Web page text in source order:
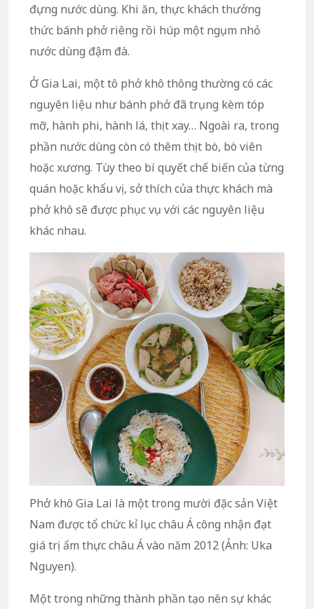
đựng nước dùng. Khi ăn, thực khách thưởng
thức bánh phở riêng rồi húp một ngụm nhỏ
nước dùng đậm đà.
Ở Gia Lai, một tô phở khô thông thường có các
nguyên liệu như bánh phở đã trụng kèm tóp
mỡ, hành phi, hành lá, thịt xay… Ngoài ra, trong
phần nước dùng còn có thêm thịt bò, bò viên
hoặc xương. Tùy theo bí quyết chế biến của từng
quán hoặc khẩu vị, sở thích của thực khách mà
phở khô sẽ được phục vụ với các nguyên liệu
khác nhau.
Phở khô Gia Lai là một trong mười đặc sản Việt
Nam được tổ chức kỉ lục châu Á công nhận đạt
giá trị ẩm thực châu Á vào năm 2012 (Ảnh: Uka
Nguyen).
Một trong những thành phần tạo nên sự khác